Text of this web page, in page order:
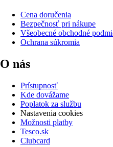
Cena doručenia
Bezpečnosť pri nákupe
Všeobecné obchodné
Ochrana súkromia
O nás
Prístupnosť
Kde dovážame
Poplatok za službu
Nastavenia cookies
Možnosti platby
Tesco.sk
Clubcard